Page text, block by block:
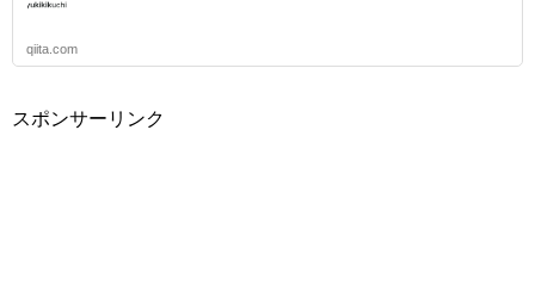
qiita.com
スポンサーリンク